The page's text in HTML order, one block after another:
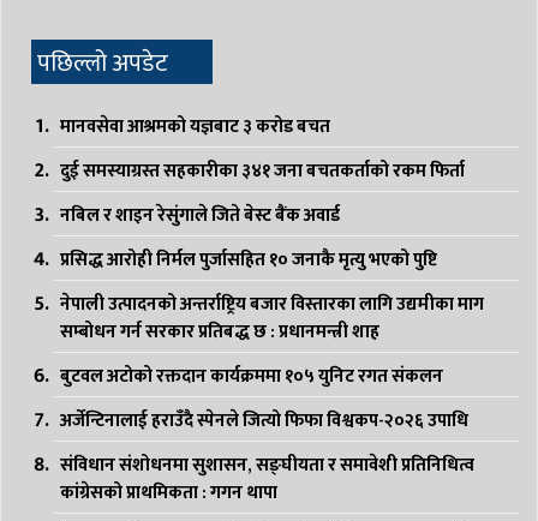
पछिल्लो अपडेट
मानवसेवा आश्रमको यज्ञबाट ३ करोड बचत
दुई समस्याग्रस्त सहकारीका ३४१ जना बचतकर्ताको रकम फिर्ता
नबिल र शाइन रेसुंगाले जिते बेस्ट बैंक अवार्ड
प्रसिद्ध आरोही निर्मल पुर्जासहित १० जनाकै मृत्यु भएको पुष्टि
नेपाली उत्पादनको अन्तर्राष्ट्रिय बजार विस्तारका लागि उद्यमीका माग
सम्बोधन गर्न सरकार प्रतिबद्ध छ : प्रधानमन्त्री शाह
बुटवल अटोको रक्तदान कार्यक्रममा १०५ युनिट रगत संकलन
अर्जेन्टिनालाई हराउँदै स्पेनले जित्यो फिफा विश्वकप-२०२६ उपाधि
संविधान संशोधनमा सुशासन, सङ्घीयता र समावेशी प्रतिनिधित्व
कांग्रेसको प्राथमिकता : गगन थापा